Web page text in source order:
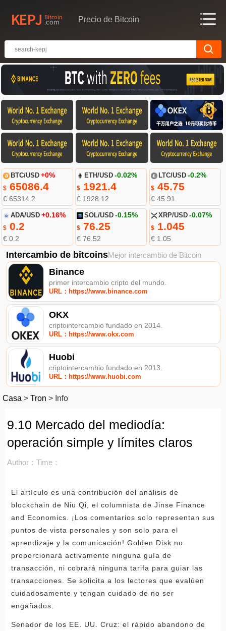
Precio de Bitcoin
BTC/USD +0%
$65086.4
€ 65314.2
ETH/USD -0.02%
$ 1921.4
€ 1928.12
LTC/USD -0.2%
$45.75
€ 45.91
ADA/USD +0.16%
$0.2
€ 0.2
SOL/USD -0.15%
$ 76.25
€ 76.52
XRP/USD -0.07%
$1.045
€ 1.05
Intercambio de bitcoinsMejor intercambio de Bitcoin
Binance
primer intercambio cripto del mundo.
URL：https://www.binance.com
OKX
criptointercambio fundado en 2014.
URL：https://www.okx.com
Huobi
criptointercambio fundado en 2013.
URL：https://www.huobi.com
Casa > Tron > Info
9.10 Mercado del mediodía:
operación simple y límites claros
Author： Time：
El artículo es una contribución del análisis de
blockchain de Niu Qi, el columnista de Jinse Finance
and Economics. ¡Los comentarios solo representan sus
puntos de vista personales y son solo para el
aprendizaje y la comunicación! Golden Disk no
proporcionará activamente ninguna guía de
transacción, ni cobrará ninguna tarifa para guiar las
transacciones. Se solicita a los lectores que evalúen
cuidadosamente y tengan cuidado de no ser
engañados.
Senador de los EE. UU. Cruz: el rápido abandono de